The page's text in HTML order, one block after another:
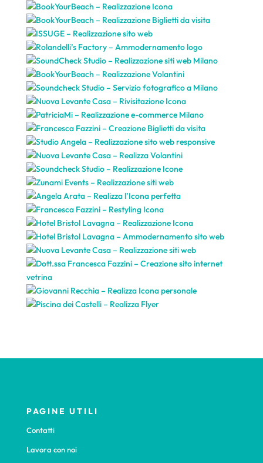
PAGINE UTILI
Contatti
Lavora con noi